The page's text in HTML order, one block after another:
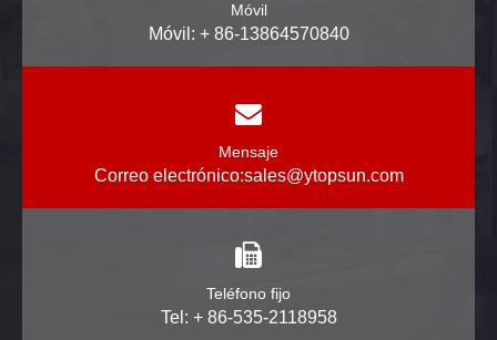
Móvil
Móvil: + 86-13864570840
Mensaje
Correo electrónico:sales@ytopsun.com
Teléfono fijo
Tel: + 86-535-2118958